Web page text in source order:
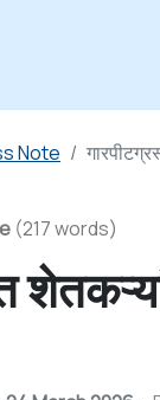
Note
(217 words)